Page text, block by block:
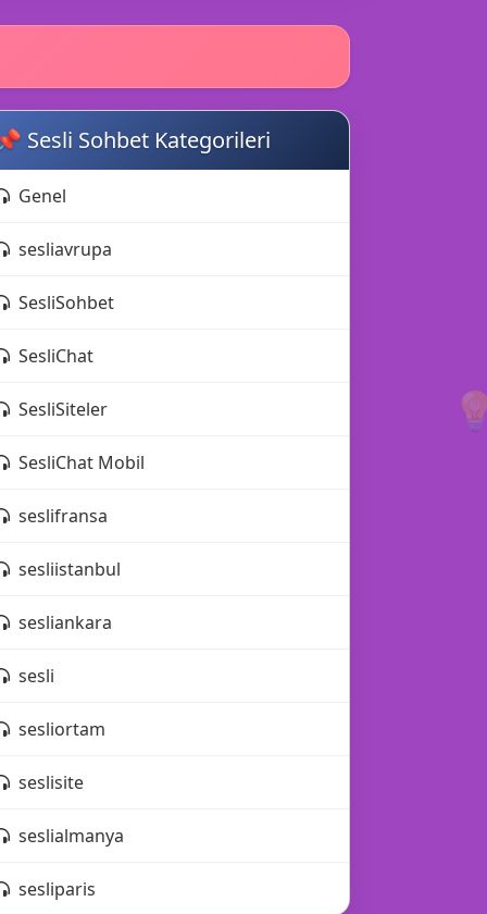
🎊
Sesli Sohbet Kategorileri
Genel
sesliavrupa
SesliSohbet
SesliChat
SesliSiteler
SesliChat Mobil
seslifransa
sesliistanbul
sesliankara
sesli
sesliortam
seslisite
seslialmanya
sesliparis